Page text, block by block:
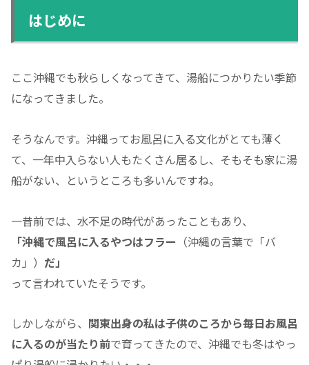
はじめに
ここ沖縄でも秋らしくなってきて、湯船につかりたい季節
になってきました。
そうなんです。沖縄ってお風呂に入る文化がとても薄く
て、一年中入らない人もたくさん居るし、そもそも家に湯
船がない、というところも多いんですね。
一昔前では、水不足の時代があったこともあり、
「沖縄で風呂に入るやつはフラー （沖縄の言葉で「バ
カ」） だ」
って言われていたそうです。
しかしながら、 関東出身の私は子供のころから毎日お風呂
に入るのが当たり前で育ってきたので、沖縄でも冬はやっ